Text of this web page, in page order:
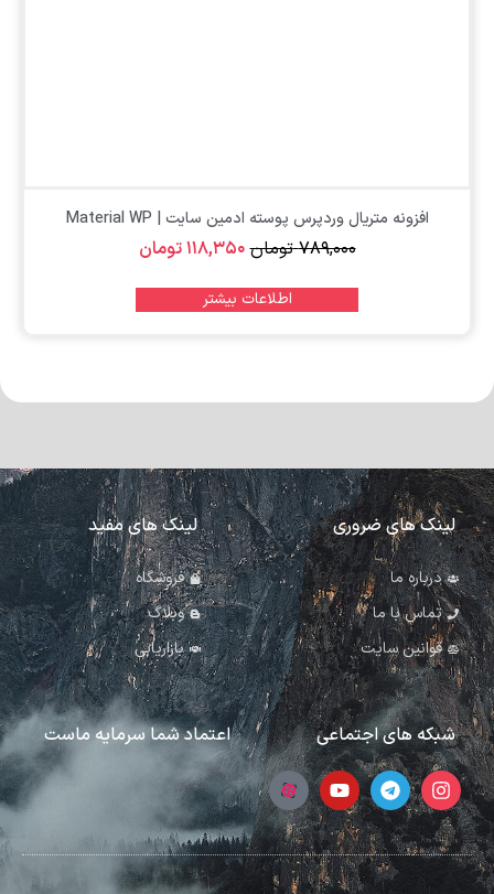
افزونه متریال وردپرس پوسته ادمین سایت | Material WP
۷۸۹,۰۰۰ تومان۱۱۸,۳۵۰تومان
اطلاعات بیشتر
لینک های ضروری
درباره ما
تماس با ما
قوانین سایت
لینک های مفید
فروشگاه
وبلاگ
بازاریابی
شبکه های اجتماعی اعتماد شما سرمایه ماست